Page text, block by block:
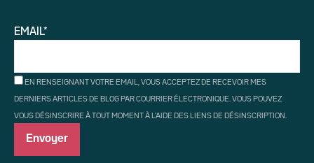
EMAIL*
EN RENSEIGNANT VOTRE EMAIL, VOUS ACCEPTEZ DE RECEVOIR MES
DERNIERS ARTICLES DE BLOG PAR COURRIER ÉLECTRONIQUE. VOUS POUVEZ
VOUS DÉSINSCRIRE À TOUT MOMENT À L'AIDE DES LIENS DE DÉSINSCRIPTION.